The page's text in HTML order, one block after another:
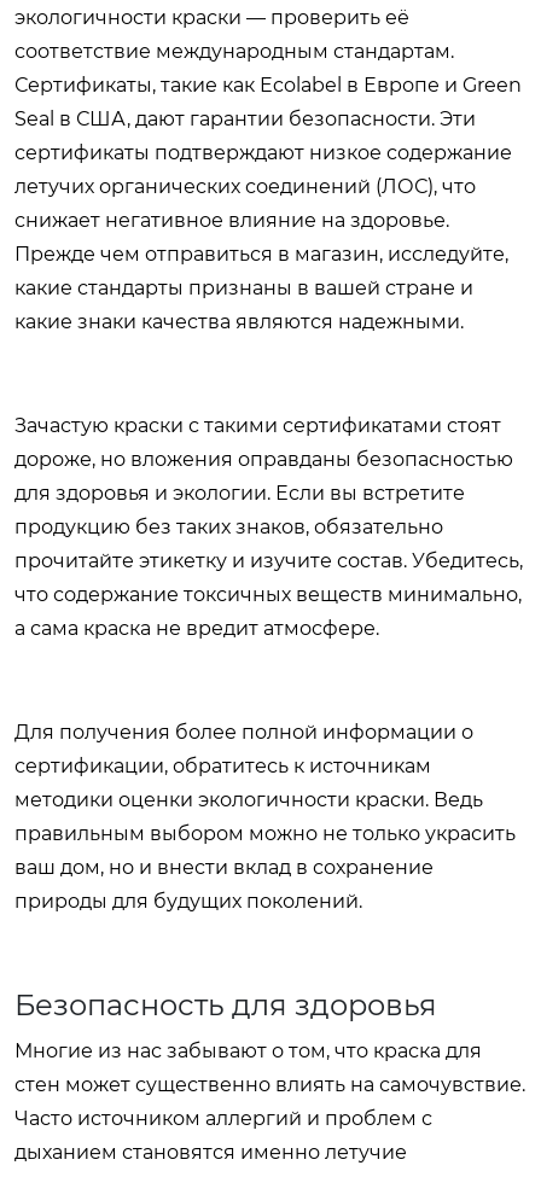
экологичности краски — проверить её
соответствие международным стандартам.
Сертификаты, такие как Ecolabel в Европе и Green
Seal в США, дают гарантии безопасности. Эти
сертификаты подтверждают низкое содержание
летучих органических соединений (ЛОС), что
снижает негативное влияние на здоровье.
Прежде чем отправиться в магазин, исследуйте,
какие стандарты признаны в вашей стране и
какие знаки качества являются надежными.
Зачастую краски с такими сертификатами стоят
дороже, но вложения оправданы безопасностью
для здоровья и экологии. Если вы встретите
продукцию без таких знаков, обязательно
прочитайте этикетку и изучите состав. Убедитесь,
что содержание токсичных веществ минимально,
а сама краска не вредит атмосфере.
Для получения более полной информации о
сертификации, обратитесь к источникам
методики оценки экологичности краски. Ведь
правильным выбором можно не только украсить
ваш дом, но и внести вклад в сохранение
природы для будущих поколений.
Безопасность для здоровья
Многие из нас забывают о том, что краска для
стен может существенно влиять на самочувствие.
Часто источником аллергий и проблем с
дыханием становятся именно летучие